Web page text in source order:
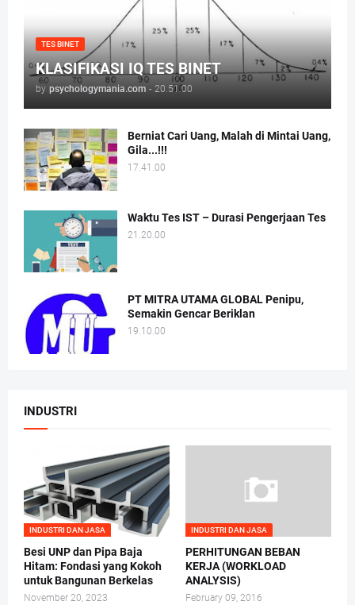
TES BINET
KLASIFIKASI IQ TES BINET
by psychologymania.com - 20.51.00
Berniat Cari Uang, Malah di Mintai Uang,
Gila...!!!
17.41.00
Waktu Tes IST – Durasi Pengerjaan Tes
21.20.00
PT MITRA UTAMA GLOBAL Penipu,
Semakin Gencar Beriklan
19.10.00
INDUSTRI
INDUSTRI DAN JASA
Besi UNP dan Pipa Baja
Hitam: Fondasi yang Kokoh
untuk Bangunan Berkelas
November 20, 2023
INDUSTRI DAN JASA
PERHITUNGAN BEBAN
KERJA (WORKLOAD
ANALYSIS)
February 09, 2016